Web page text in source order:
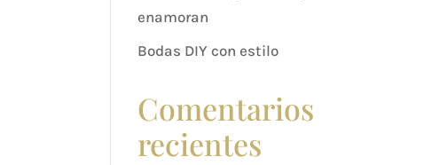
enamoran
Bodas DIY con estilo
Comentarios
recientes